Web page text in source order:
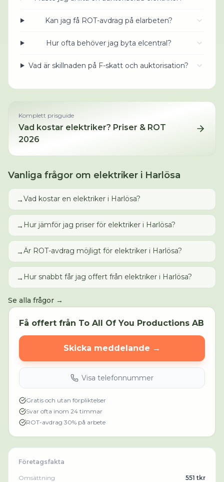
Kan jag få ROT-avdrag på elarbeten?
Hur ofta behöver jag byta elcentral?
Vad är skillnaden på F-skatt och auktorisation?
Komplett prisguide
Vad kostar elektriker? Priser & ROT
2026
Vanliga frågor om elektriker i Harlösa
→Vad kostar en elektriker i Harlösa?
→ Hur jämför jag priser för elektriker i Harlösa?
→Är ROT-avdrag möjligt för elektriker i Harlösa?
→ Hur snabbt får jag offert från elektriker i Harlösa?
Se alla frågor →
Få offert från To All Of You Productions AB
Skicka meddelande →
Visa telefonnummer
Gratis och utan förpliktelser
Svar ofta inom 24 timmar
ROT-avdrag 30% på arbete
Företagsfakta
Omsättning 551 tkr